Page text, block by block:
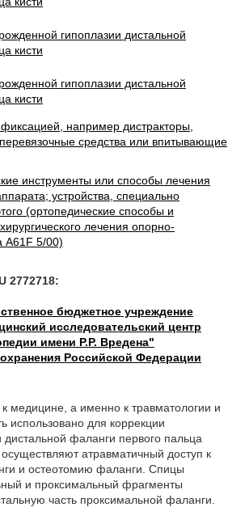
например дистракторы,
средства или впитывающие
инструменты или способы лечения
устройства, специально
(ортопедические способы и
лечения опорно-
A61F 5/00)
2772718:
бюджетное учреждение
исследовательский центр
имени Р.Р. Вредена"
Российской Федерации
медицине, а именно к травматологии и
использовано для коррекции
фаланги первого пальца
атравматичный доступ к
и остеотомию фаланги. Спицы
и проксимальный фрагменты
часть проксимальной фаланги.